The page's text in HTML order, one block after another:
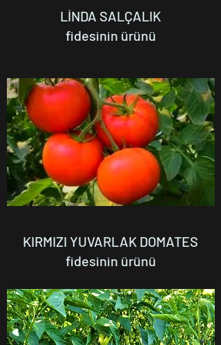
LİNDA SALÇALIK
fidesinin ürünü
KIRMIZI YUVARLAK DOMATES
fidesinin ürünü